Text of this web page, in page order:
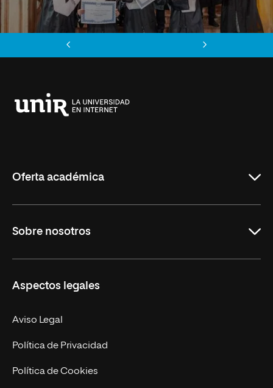
Oferta académica
Másteres Oficiales
Doctorados
Experto Universitario
Postgrados
Cursos Universitarios
Sobre nosotros
Facultades
Nuestro Equipo
Trabaja en UNIR
Actualidad
Aspectos legales
Aviso Legal
Política de Privacidad
Política de Cookies